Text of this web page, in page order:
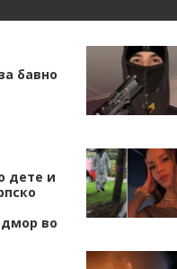
бавно
дете и
во